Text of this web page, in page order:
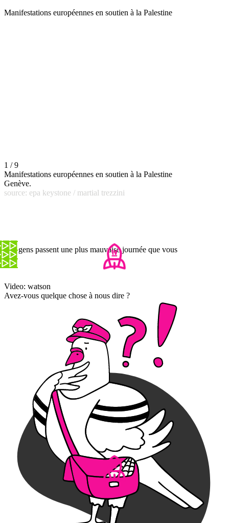
Manifestations européennes en soutien à la Palestine
1 / 9
Manifestations européennes en soutien à la Palestine
Genève.
source: epa keystone / martial trezzini
Ces gens passent une plus mauvaise journée que vous
Video: watson
Avez-vous quelque chose à nous dire ?